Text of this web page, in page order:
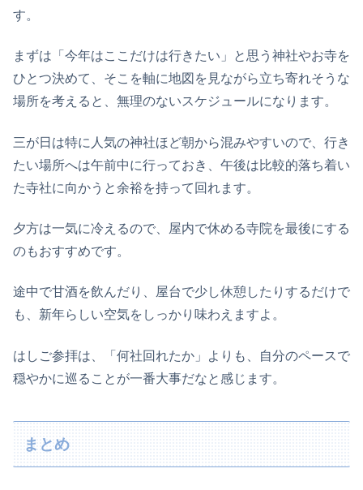
す。
まずは「今年はここだけは行きたい」と思う神社やお寺を
ひとつ決めて、そこを軸に地図を見ながら立ち寄れそうな
場所を考えると、無理のないスケジュールになります。
三が日は特に人気の神社ほど朝から混みやすいので、行き
たい場所へは午前中に行っておき、午後は比較的落ち着い
た寺社に向かうと余裕を持って回れます。
夕方は一気に冷えるので、屋内で休める寺院を最後にする
のもおすすめです。
途中で甘酒を飲んだり、屋台で少し休憩したりするだけで
も、新年らしい空気をしっかり味わえますよ。
はしご参拝は、「何社回れたか」よりも、自分のペースで
穏やかに巡ることが一番大事だなと感じます。
まとめ